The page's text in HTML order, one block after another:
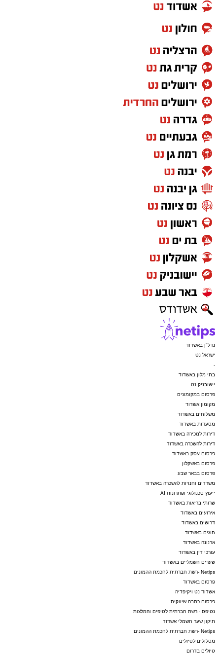
נדל"ן באשדוד
ישראל נט
-
בתי מלון באשדוד
יישובניק נט
פרסום במקומונים
מקומון אשדוד
משלוחים באשדוד
מסעדות באשדוד
דירות למכירה באשדוד
דירות להשכרה באשדוד
פרסום עסק באשדוד
פרסום באשקלון
פרסום בבאר שבע
משרדים וחנויות להשכרה באשדוד
ייעוץ טכנולוגי ופתרונות AI
שרותי בריאות באשדוד
אירועים באשדוד
דרושים באשדוד
חוגים באשדוד
ארנונה באשדוד
עורכי דין באשדוד
שערים חשמליים באשדוד
Netips -רשת חברתית לחכמת ההמונים
פרסום באשדוד
אשדוד נט ויקיפדיה
פרסום כתבה שיווקית
נטיפס - רשת חברתית לטיפים והמלצות
תיקון שער חשמלי אשדוד
Netips -רשת חברתית לחכמת ההמונים
מסלולים לטיולים
טיולים בדרום